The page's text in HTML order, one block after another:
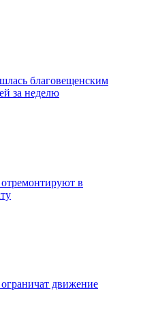
благовещенским
за неделю
в
движение